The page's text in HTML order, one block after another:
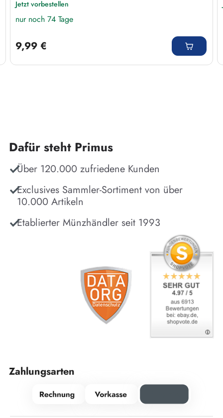
Jetzt vorbestellen
nur noch 74 Tage
9,99 €
Dafür steht Primus
Über 120.000 zufriedene Kunden
Exclusives Sammler-Sortiment von über
10.000 Artikeln
Etablierter Münzhändler seit 1993
Zahlungsarten